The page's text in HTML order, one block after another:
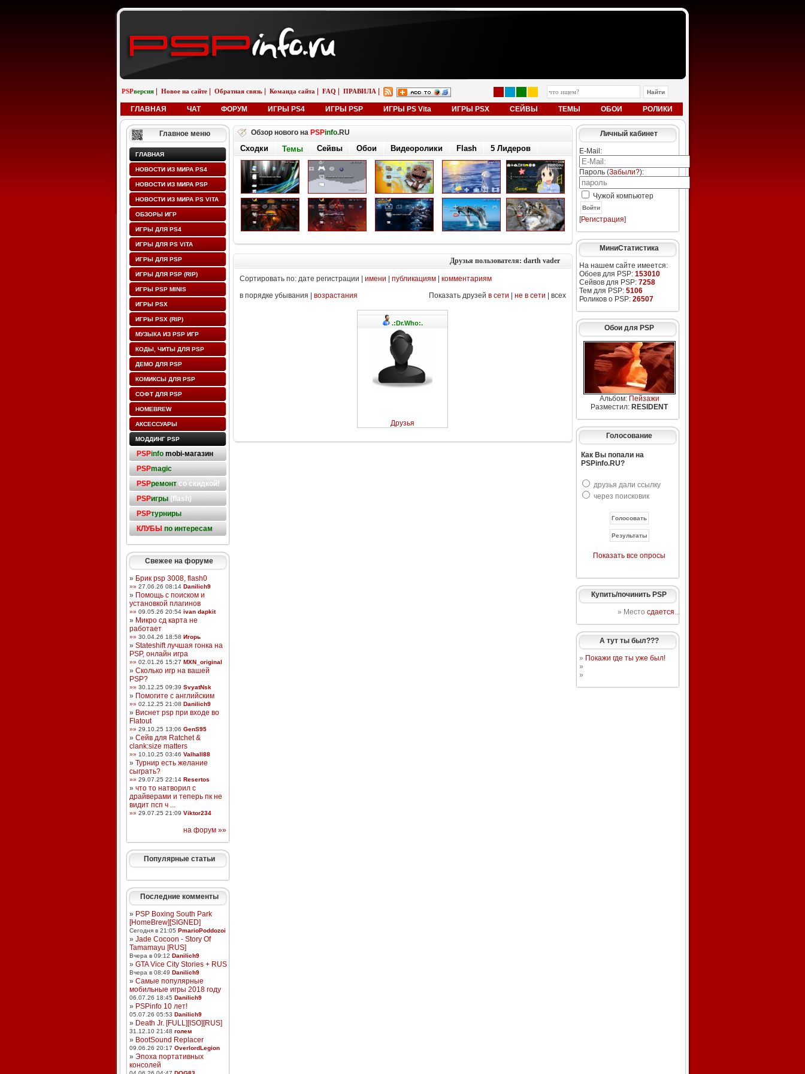
PSPверсия Новое на сайте Обратная связь Команда сайта FAQ ПРАВИЛА
ГЛАВНАЯ ЧАТ ФОРУМ ИГРЫ PS4 ИГРЫ PSP ИГРЫ PS Vita ИГРЫ PSX СЕЙВЫ ТЕМЫ ОБОИ РОЛИКИ
Главное меню
ГЛАВНАЯ
НОВОСТИ ИЗ МИРА PS4
НОВОСТИ ИЗ МИРА PSP
НОВОСТИ ИЗ МИРА PS VITA
ОБЗОРЫ ИГР
ИГРЫ ДЛЯ PS4
ИГРЫ ДЛЯ PS VITA
ИГРЫ ДЛЯ PSP
ИГРЫ ДЛЯ PSP (RIP)
ИГРЫ PSP MINIS
ИГРЫ PSX
ИГРЫ PSX (RIP)
МУЗЫКА ИЗ PSP ИГР
КОДЫ, ЧИТЫ ДЛЯ PSP
ДЕМО ДЛЯ PSP
КОМИКСЫ ДЛЯ PSP
СОФТ ДЛЯ PSP
HOMEBREW
АКСЕССУАРЫ
МОДДИНГ PSP
PSPinfo mobi-магазин
PSPmagic
PSPремонтсо скидкой!
PSPигры(flash)
PSPтурниры
КЛУБЫ по интересам
Свежее на форуме
» Брик psp 3008, flash0
»» 27.06.26 08:14 Danilich9
» Помощь с поиском и
установкой плагинов
»» 09.05.26 20:54 ivan dapkit
» Микро сд карта не
работает
»» 30.04.26 18:58 Игорь
» Stateshift лучшая гонка на
PSP, онлайн игра
»» 02.01.26 15:27 MXN_original
» Сколько игр на вашей
PSP?
»» 30.12.25 09:39 SvyatNsk
» Помогите с английским
»» 02.12.25 21:08 Danilich9
» Виснет psp при входе во
Flatout
»» 29.10.25 13:06 GenS95
» Сейв для Ratchet &
clank:size matters
»» 10.10.25 03:46 Valhall88
» Турнир есть желание
сыграть?
»» 29.07.25 22:14 Resertos
» что то натворил с
драйверами и теперь пк не
видит псп ч ...
»» 29.07.25 21:09 Viktor234
на форум »»
Популярные статьи
Последние комменты
» PSP Boxing South Park
[HomeBrew][SIGNED]
Сегодня в 21:05 PmarioPoddozoi
» Jade Cocoon - Story Of
Tamamayu [RUS]
Вчера в 09:12 Danilich9
» GTA Vice City Stories + RUS
Вчера в 08:49 Danilich9
» Самые популярные
мобильные игры 2018 году
06.07.26 18:45 Danilich9
» PSPinfo 10 лет!
05.07.26 05:53 Danilich9
» Death Jr. [FULL][ISO][RUS]
31.12.10 21:48 голем
» BootSound Replacer
09.06.26 20:17 OverlordLegion
» Эпоха портативных
консолей
Обзор нового на PSPinfo.RU
Сходки Темы Сейвы Обои Видеоролики Flash 5 Лидеров
Друзья пользователя: darth vader
Сортировать по: дате регистрации | имени публикациям| комментариям
в порядке убывания | возрастания Показать друзей в сети не в сети | всех
.:Dr.Who:.
Друзья
Личный кабинет
E-Mail:
Пароль (Забыли?):
Чужой компьютер
Войти
[Регистрация]
МиниСтатистика
На нашем сайте имеется:
Обоев для PSP: 153010
Сейвов для PSP: 7258
Тем для PSP: 5106
Роликов о PSP: 26507
Обои для PSP
Альбом: Пейзажи
Разместил: RESIDENT
Голосование
Как Вы попали на
PSPinfo.RU?
друзья дали ссылку
через поисковик
Показать все опросы
Купить/починить PSP
» Место сдается...
А тут ты был???
» Покажи где ты уже был!
»
»